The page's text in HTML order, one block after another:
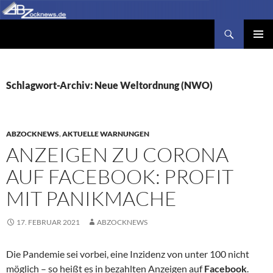
Zum
Inhalt
Schlagwort-Archiv: Neue Weltordnung (NWO)
ABZOCKNEWS,AKTUELLE WARNUNGEN
ANZEIGEN ZU CORONA
AUF FACEBOOK: PROFIT
MIT PANIKMACHE
17. FEBRUAR 2021 ABZOCKNEWS
Die Pandemie sei vorbei, eine Inzidenz von unter 100 nicht
möglich – so heißt es in bezahlten Anzeigen aufFacebook.